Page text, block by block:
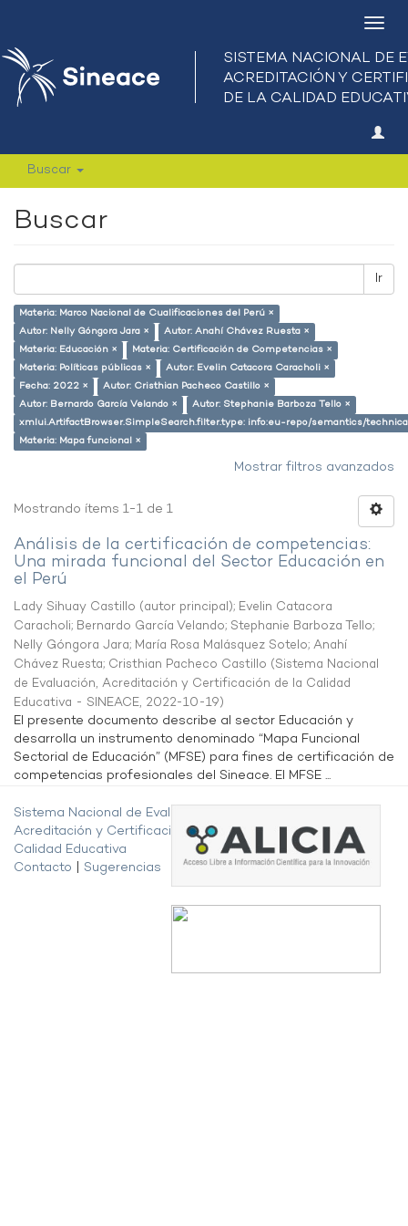
Buscar
Buscar
Ir
Materia: Marco Nacional de Cualificaciones del Perú ×
Autor: Nelly Góngora Jara ×
Autor: Anahí Chávez Ruesta ×
Materia: Educación ×
Materia: Certificación de Competencias ×
Materia: Políticas públicas ×
Autor: Evelin Catacora Caracholi ×
Fecha: 2022 ×
Autor: Cristhian Pacheco Castillo ×
Autor: Bernardo García Velando ×
Autor: Stephanie Barboza Tello ×
xmlui.ArtifactBrowser.SimpleSearch.filter.type: info:eu-repo/semantics/
Materia: Mapa funcional ×
Mostrar filtros avanzados
Mostrando ítems 1-1 de 1
Análisis de la certificación de competencias:
Una mirada funcional del Sector Educación en
el Perú
Lady Sihuay Castillo (autor principal); Evelin Catacora
Caracholi; Bernardo García Velando; Stephanie Barboza Tello;
Nelly Góngora Jara; María Rosa Malásquez Sotelo; Anahí
Chávez Ruesta; Cristhian Pacheco Castillo (Sistema Nacional
de Evaluación, Acreditación y Certificación de la Calidad
Educativa - SINEACE, 2022-10-19)
El presente documento describe al sector Educación y
desarrolla un instrumento denominado “Mapa Funcional
Sectorial de Educación” (MFSE) para fines de certificación de
competencias profesionales del Sineace. El MFSE ...
Sistema Nacional de Evaluación,
Acreditación y Certificación de la
Calidad Educativa
Contacto
Sugerencias